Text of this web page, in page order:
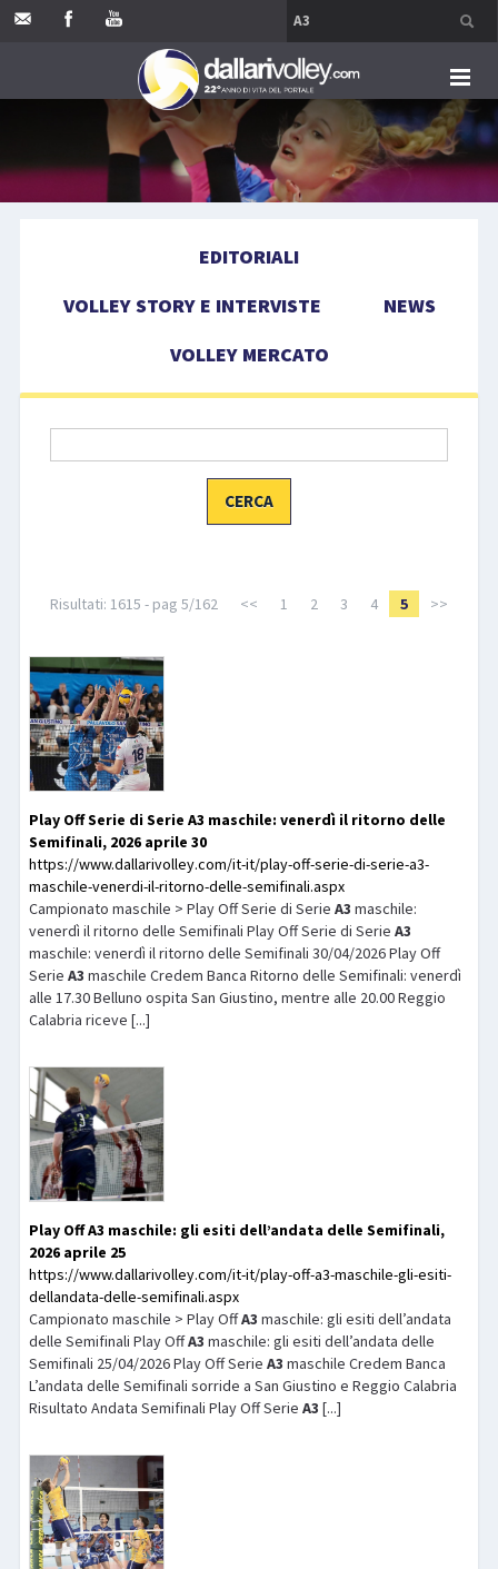
HOME
COMPETIZIONI
EVENTI
EDITORIALI
VOLLEY STORY E INTERVISTE
NEWS
VOLLEY MERCATO
Risultati: 1615 - pag 5/162 << 1 2 3 4 5 >>
Play Off Serie di SerieA3 maschile: venerdì il ritorno delle
Semifinali, 2026 aprile 30
https://www.dallarivolley.com/it-it/play-off-serie-di-serie-a3-
maschile-venerdi-il-ritorno-delle-semifinali.aspx
Campionato maschile > Play Off Serie di SerieA3 maschile:
venerdì il ritorno delle Semifinali Play Off Serie di SerieA3
maschile: venerdì il ritorno delle Semifinali 30/04/2026 Play Off
SerieA3 maschile Credem Banca Ritorno delle Semifinali: venerdì
alle 17.30 Belluno ospita San Giustino, mentre alle 20.00 Reggio
Calabria riceve [...]
Play OffA3 maschile: gli esiti dell’andata delle Semifinali,
2026 aprile 25
https://www.dallarivolley.com/it-it/play-off-a3-maschile-gli-esiti-
dellandata-delle-semifinali.aspx
Campionato maschile > Play OffA3 maschile: gli esiti dell’andata
delle Semifinali Play OffA3 maschile: gli esiti dell’andata delle
Semifinali 25/04/2026 Play Off SerieA3 maschile Credem Banca
L’andata delle Semifinali sorride a San Giustino e Reggio Calabria
Risultato Andata Semifinali Play Off SerieA3 [...]